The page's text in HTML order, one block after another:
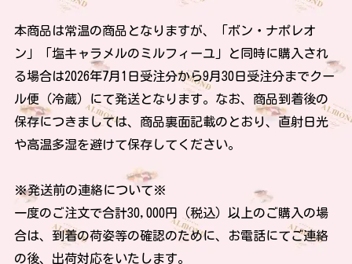
本商品は常温の商品となりますが、「ボン・ナポレオ
ン」「塩キャラメルのミルフィーユ」と同時に購入され
る場合は2026年7月1日受注分から9月30日受注分までクー
ル便（冷蔵）にて発送となります。なお、商品到着後の
保存につきましては、商品裏面記載のとおり、直射日光
や高温多湿を避けて保存してください。
※発送前の連絡について※
一度のご注文で合計30,000円（税込）以上のご購入の場
合は、到着の荷姿等の確認のために、お電話にてご連絡
の後、出荷対応をいたします。